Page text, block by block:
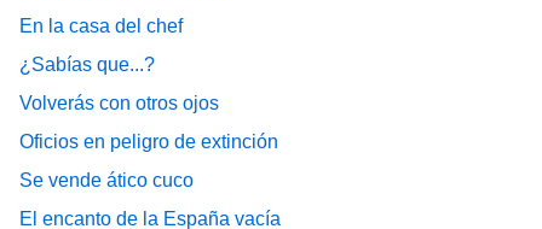
En la casa del chef
¿Sabías que...?
Volverás con otros ojos
Oficios en peligro de extinción
Se vende ático cuco
El encanto de la España vacía